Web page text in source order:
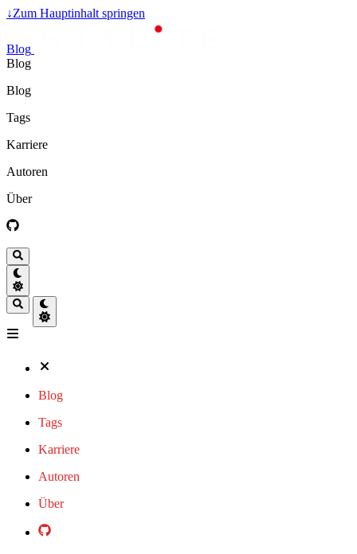
↓Zum Hauptinhalt springen
Blog
Blog
Blog
Tags
Karriere
Autoren
Über
Blog
Tags
Karriere
Autoren
Über